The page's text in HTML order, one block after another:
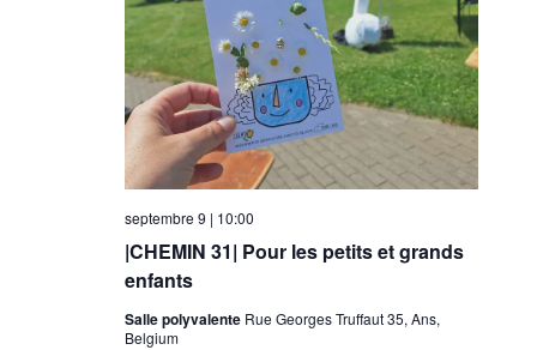
|CHEMIN 31| Pour les petits et grands
enfants
septembre 9 | 10:00
Salle polyvalente Rue Georges Truffaut 35, Ans,
Belgium